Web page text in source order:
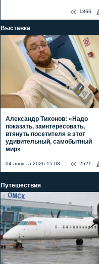
1866
Выставка
Александр Тихонов: «Надо
показать, заинтересовать,
втянуть посетителя в этот
удивительный, самобытный
мир»
04 августа 2026 15:03 2521
Путешествия